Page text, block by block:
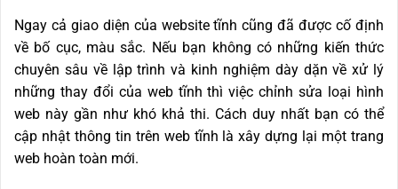
Ngay cả giao diện của website tĩnh cũng đã được cố định
về bố cục, màu sắc. Nếu bạn không có những kiến thức
chuyên sâu về lập trình và kinh nghiệm dày dặn về xử lý
những thay đổi của web tĩnh thì việc chỉnh sửa loại hình
web này gần như khó khả thi. Cách duy nhất bạn có thể
cập nhật thông tin trên web tĩnh là xây dựng lại một trang
web hoàn toàn mới.